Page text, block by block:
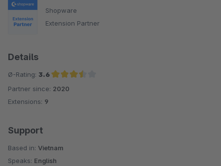
Shopware
Extension Partner
Details
Ø-Rating: 3.6
Average rating of 3.6 out of 5 stars
Partner since: 2020
Extensions: 9
Support
Based in: Vietnam
Speaks: English